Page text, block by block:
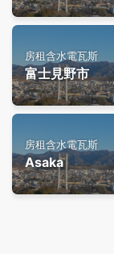
房租含水電瓦斯
富士見野市
房租含水電瓦斯
Asaka